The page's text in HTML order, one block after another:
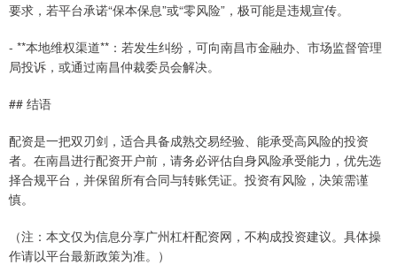
要求，若平台承诺“保本保息”或“零风险”，极可能是违规宣传。
- **本地维权渠道**：若发生纠纷，可向南昌市金融办、市场监督管理
局投诉，或通过南昌仲裁委员会解决。
## 结语
配资是一把双刃剑，适合具备成熟交易经验、能承受高风险的投资
者。在南昌进行配资开户前，请务必评估自身风险承受能力，优先选
择合规平台，并保留所有合同与转账凭证。投资有风险，决策需谨
慎。
（注：本文仅为信息分享广州杠杆配资网，不构成投资建议。具体操
作请以平台最新政策为准。）